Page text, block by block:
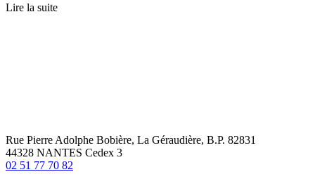
Lire la suite
Rue Pierre Adolphe Bobière, La Géraudière, B.P. 82831
44328 NANTES Cedex 3
02 51 77 70 82